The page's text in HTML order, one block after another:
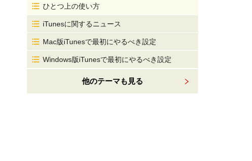
ひとつ上の使い方
iTunesに関するニュース
Mac版iTunesで最初にやるべき設定
Windows版iTunesで最初にやるべき設定
他のテーマも見る